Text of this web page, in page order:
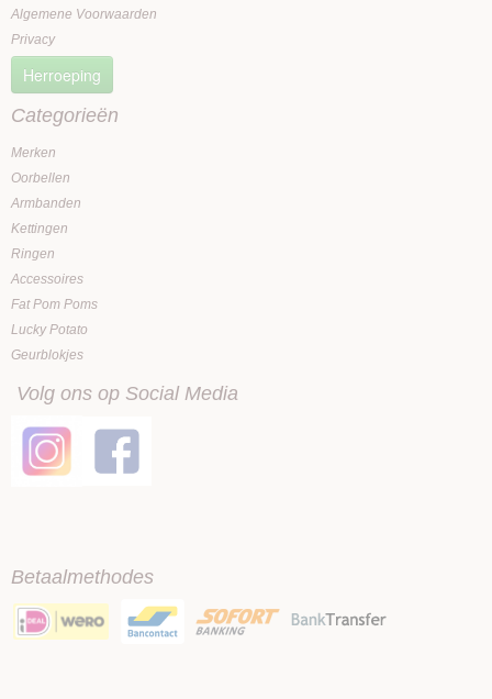
Algemene Voorwaarden
Privacy
Herroeping
Categorieën
Merken
Oorbellen
Armbanden
Kettingen
Ringen
Accessoires
Fat Pom Poms
Lucky Potato
Geurblokjes
Volg ons op Social Media
Betaalmethodes